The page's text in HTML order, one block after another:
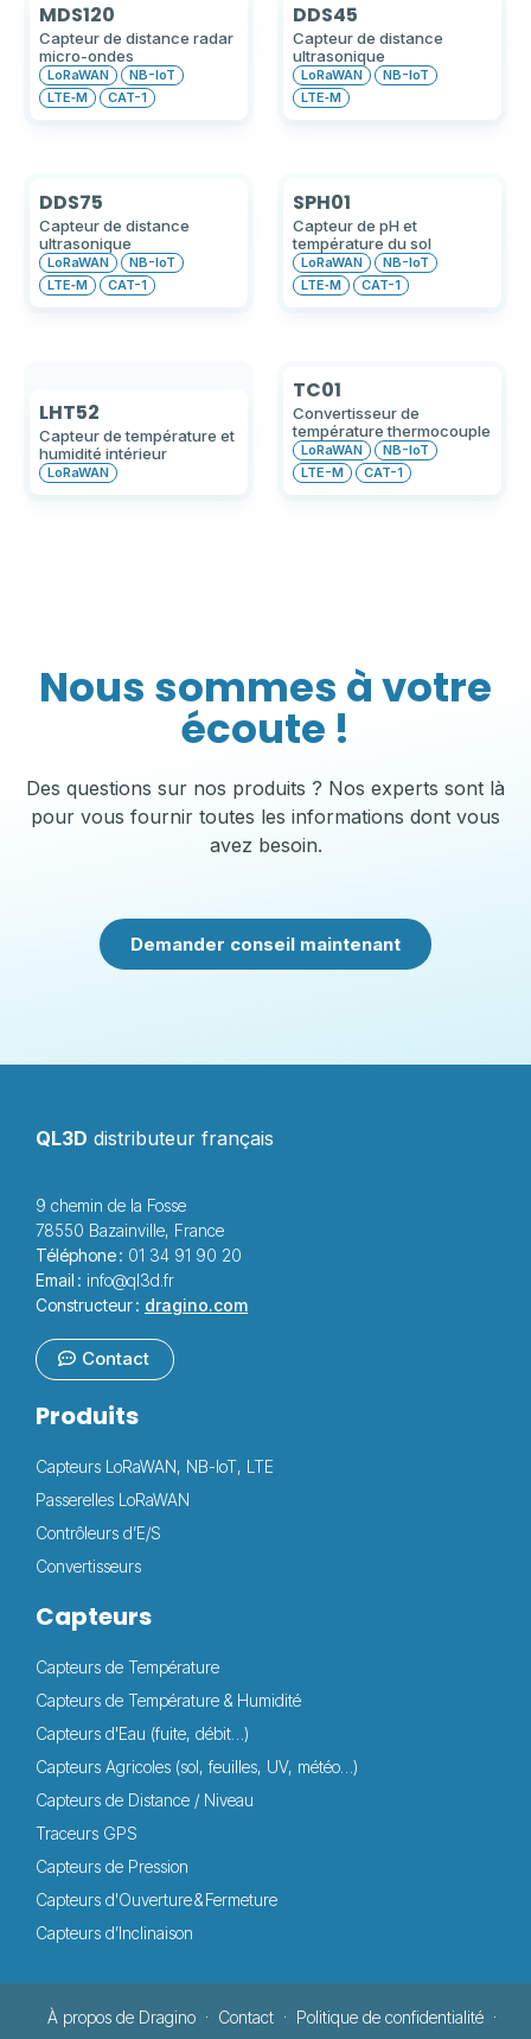
Capteur de distance radar
micro-ondes
LoRaWAN
NB-IoT
LTE‑M
CAT-1
MDS120
Capteur de distance
ultrasonique
LoRaWAN
NB-IoT
LTE‑M
DDS45
Capteur de distance
ultrasonique
LoRaWAN
NB-IoT
LTE‑M
CAT-1
DDS75
Capteur de pH et
température du sol
LoRaWAN
NB-IoT
LTE‑M
CAT-1
SPH01
Capteur de température et
humidité intérieur
LoRaWAN
LHT52
Convertisseur de
température thermocouple
LoRaWAN
NB-IoT
LTE-M
CAT-1
TC01
Nous sommes à votre
écoute !
Des questions sur nos produits ? Nos experts sont là
pour vous fournir toutes les informations dont vous
avez besoin.
Demander conseil maintenant
QL3D distributeur français
9 chemin de la Fosse
78550 Bazainville, France
Téléphone : 01 34 91 90 20
Email : info@ql3d.fr
Constructeur : dragino.com
Contact
Produits
Capteurs LoRaWAN, NB-IoT, LTE
Passerelles LoRaWAN
Contrôleurs d’E/S
Convertisseurs
Capteurs
Capteurs de Température
Capteurs de Température & Humidité
Capteurs d'Eau (fuite, débit…)
Capteurs Agricoles (sol, feuilles, UV, météo…)
Capteurs de Distance / Niveau
Traceurs GPS
Capteurs de Pression
Capteurs d'Ouverture & Fermeture
Capteurs d’Inclinaison
À propos de Dragino Contact
Politique de confidentialité